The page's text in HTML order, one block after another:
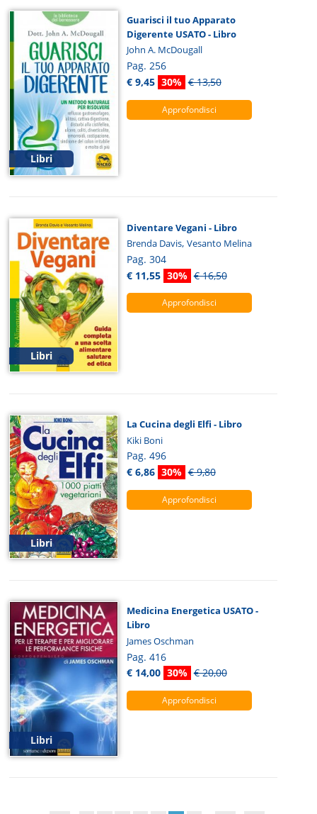
Libri
Guarisci il tuo Apparato
Digerente USATO - Libro
John A. McDougall
Pag. 256
€ 9,45 30% € 13,50
Approfondisci
Libri
Diventare Vegani - Libro
Brenda Davis, Vesanto Melina
Pag. 304
€ 11,55 30% € 16,50
Approfondisci
Libri
La Cucina degli Elfi - Libro
Kiki Boni
Pag. 496
€ 6,86 30% € 9,80
Approfondisci
Libri
Medicina Energetica USATO -
Libro
James Oschman
Pag. 416
€ 14,00 30% € 20,00
Approfondisci